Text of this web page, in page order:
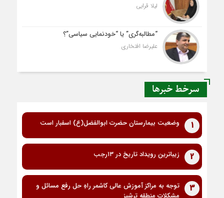
لیلا قرایی
“مطالبه‌گری” یا “خودنمایی سیاسی”؟
علیرضا افتخاری
سرخط خبرها
1 وضعیت بیمارستان حضرت ابوالفضل(ع) اسفبار است
2 زیباترین رویداد تاریخ در ۱۳رجب
3
توجه به مراکز آموزش عالی کاشمر راهِ حل رفع مسائل و
مشکلات منطقه ترشیز